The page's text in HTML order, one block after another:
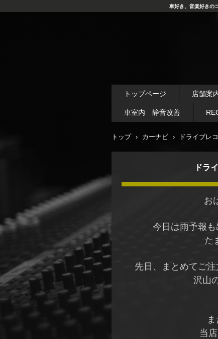
車好き、音楽好きの
トップページ 店舗案
車室内 静音改善
トップ › カーナビ › ドライブレ
ドラ
お
今日は雨予報
た
先日、まとめてご
沢山
当